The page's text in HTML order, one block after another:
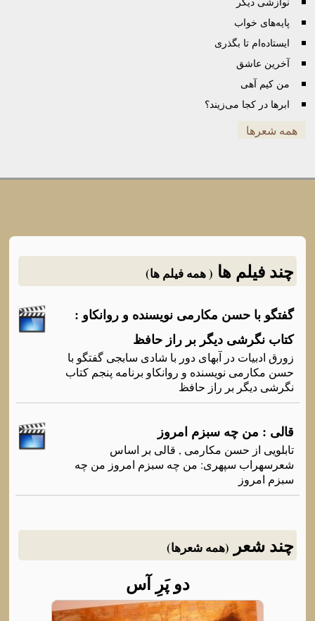
پایه‌های خواب
ایستاده‌ام تا بگذری
آخرین عاشق
من کیم آهی
ابرها در کجا می‌زیند؟
همه شعرها
چند فیلم ها ( همه فیلم ها)
گفتگو با حسن مکارمی نویسنده و روانکاو :
کتاب نگرشی دیگر بر راز حافظ
زورق ادبیات در آبهای دور با شادی سابجی گفتگو با
حسن مکارمی نویسنده و روانکاو برنامه پنجم کتاب
نگرشی دیگر بر راز حافظ
قالی : من چه سبزم امروز
تابلویی از حسن مکارمی , قالی بر اساس
شعرسهراب سپهری: من چه سبزم امروز من چه
سبزم امروز
چند شعر (همه شعرها)
دو پَرِ آس